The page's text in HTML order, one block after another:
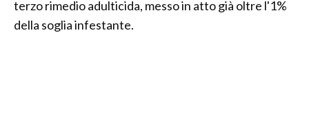
terzo rimedio adulticida, messo in atto già oltre l'1%
della soglia infestante.